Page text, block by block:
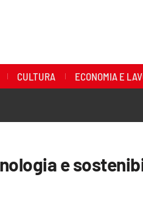
CULTURA ECONOMIA E
e